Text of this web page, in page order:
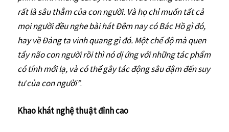
rất là sâu thẳm của con người. Và họ chỉ muốn tất cả
mọi người đều nghe bài hát Đêm nay có Bác Hồ gì đó,
hay về Đảng ta vinh quang gì đó. Một chế độ mà quen
tẩy não con người rồi thì nó dị ứng với những tác phẩm
có tính mới lạ, và có thể gây tác động sâu đậm đến suy
tư của con người”.
Khao khát nghệ thuật đỉnh cao